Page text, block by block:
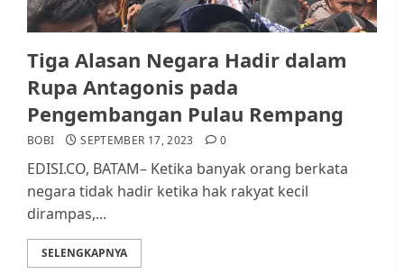
Tiga Alasan Negara Hadir dalam
Rupa Antagonis pada
Pengembangan Pulau Rempang
BOBI SEPTEMBER 17, 2023 0
EDISI.CO, BATAM– Ketika banyak orang berkata
negara tidak hadir ketika hak rakyat kecil
dirampas,...
SELENGKAPNYA